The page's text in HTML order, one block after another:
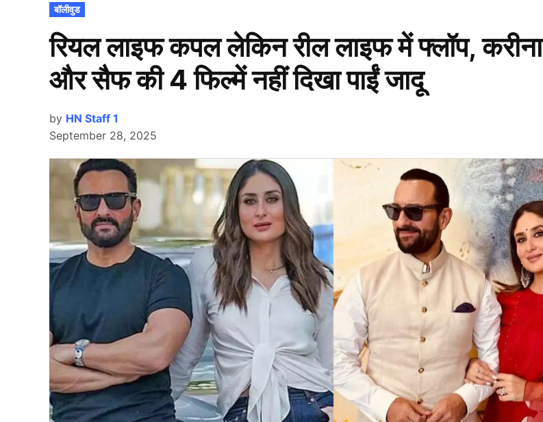
POSTED
IN
बॉलीवुड
रियल लाइफ कपल लेकिन रील लाइफ में फ्लॉप, करीना
और सैफ की 4 फिल्में नहीं दिखा पाईं जादू
by HN Staff 1
September 28, 2025